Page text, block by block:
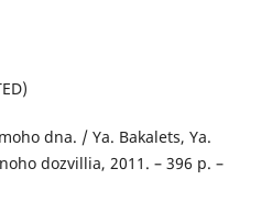
dna. / Ya. Bakalets, Ya.
dozvillia, 2011. – 396 p. –